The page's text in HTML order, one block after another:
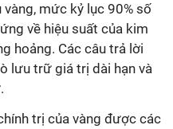
mức kỷ lục 90% số
về hiệu suất của kim
hoảng. Các câu trả lời
lưu trữ giá trị dài hạn và
trị của vàng được các